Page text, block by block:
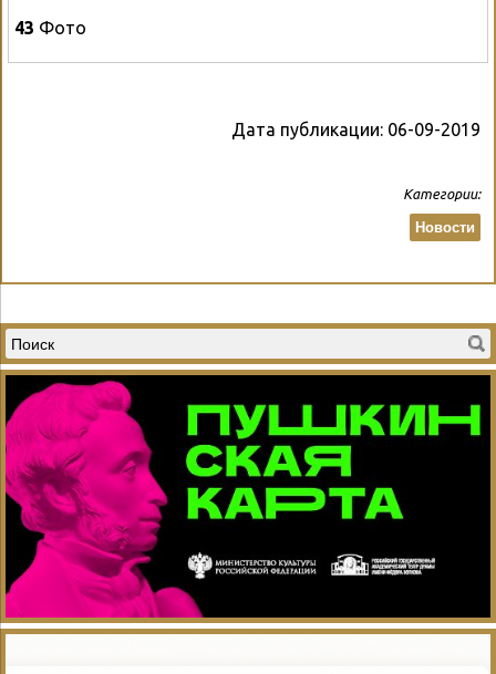
43 Фото
Дата публикации: 06-09-2019
Категории:
Новости